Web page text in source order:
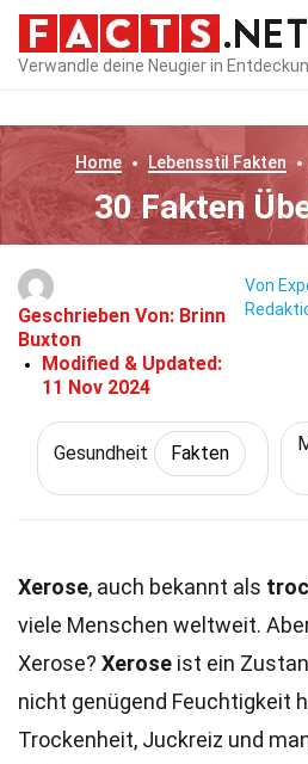
Verwandle deine Neugier in
Home Lebensstil Fakten
30 Fakten
Geschrieben Von: Brinn
Buxton
Modified & Updated:
11 Nov 2024
Von
Gesundheit Fakten
Xerose, auch bekannt als
viele Menschen weltweit.
Xerose? Xerose ist ein
nicht genügend Feuchtigkeit
Trockenheit, Juckreiz und